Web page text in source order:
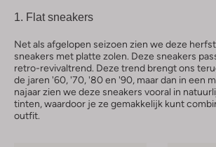
1. Flat sneakers
Net als afgelopen seizoen zien we deze
sneakers met platte zolen. Deze sneakers
retro-revivaltrend. Deze trend brengt ons
de jaren '60, '70, '80 en '90, maar dan in een
najaar zien we deze sneakers vooral in
tinten, waardoor je ze gemakkelijk kunt
outfit.